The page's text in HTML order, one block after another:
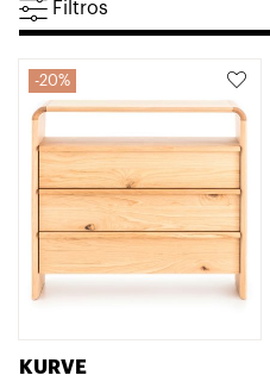
Filtros
20%
KURVE